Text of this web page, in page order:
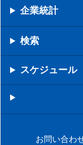
企業統計
検索
スケジュール
お問い合わ